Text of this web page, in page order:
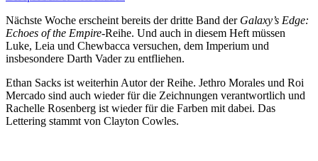
Nächste Woche erscheint bereits der dritte Band der Galaxy’s Edge:
Echoes of the Empire-Reihe. Und auch in diesem Heft müssen
Luke, Leia und Chewbacca versuchen, dem Imperium und
insbesondere Darth Vader zu entfliehen.
Ethan Sacks ist weiterhin Autor der Reihe. Jethro Morales und Roi
Mercado sind auch wieder für die Zeichnungen verantwortlich und
Rachelle Rosenberg ist wieder für die Farben mit dabei. Das
Lettering stammt von Clayton Cowles.